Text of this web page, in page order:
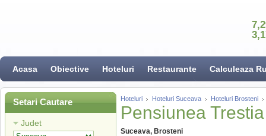
Acasa Obiective Hoteluri Restaurante Calculeaza
Setari Cautare
Judet
Hoteluri Hoteluri Suceava Hoteluri Brosteni
Pensiunea Trestia
Suceava, Brosteni